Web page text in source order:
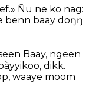
Ñu ne ko nag:
benn baay doŋŋ
Baay, ngeen
dikk.
waaye moom